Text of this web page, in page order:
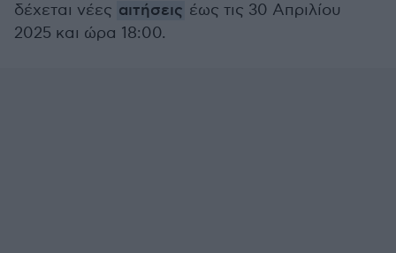
δέχεται νέες αιτήσεις έως τις 30 Απριλίου
2025 και ώρα 18:00.